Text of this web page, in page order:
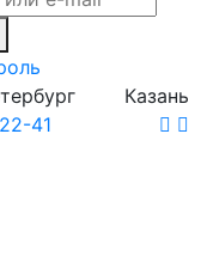
Казань
41